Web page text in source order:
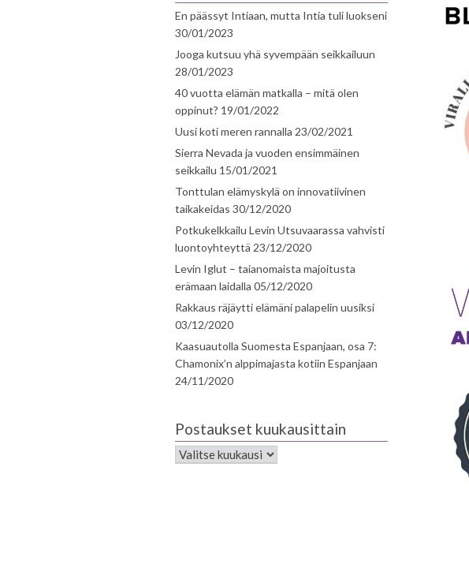
En päässyt Intiaan, mutta Intia tuli luokseni
30/01/2023
Jooga kutsuu yhä syvempään seikkailuun
28/01/2023
40 vuotta elämän matkalla – mitä olen
oppinut? 19/01/2022
Uusi koti meren rannalla 23/02/2021
Sierra Nevada ja vuoden ensimmäinen
seikkailu 15/01/2021
Tonttulan elämyskylä on innovatiivinen
taikakeidas 30/12/2020
Potkukelkkailu Levin Utsuvaarassa vahvisti
luontoyhteyttä 23/12/2020
Levin Iglut – taianomaista majoitusta
erämaan laidalla 05/12/2020
Rakkaus räjäytti elämäni palapelin uusiksi
03/12/2020
Kaasuautolla Suomesta Espanjaan, osa 7:
Chamonix’n alppimajasta kotiin Espanjaan
24/11/2020
Postaukset kuukausittain